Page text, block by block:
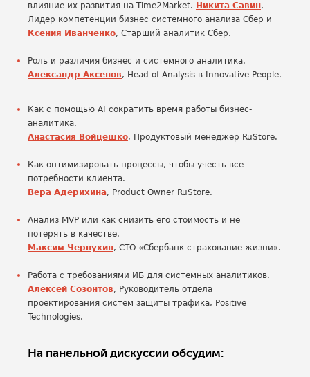
влияние их развития на Time2Market. Никита Савин,
Лидер компетенции бизнес системного анализа Сбер и
Ксения Иванченко, Старший аналитик Сбер.
Роль и различия бизнес и системного аналитика.
Александр Аксенов, Head of Analysis в Innovative People.
Как с помощью AI сократить время работы бизнес-
аналитика.
Анастасия Войцешко, Продуктовый менеджер RuStore.
Как оптимизировать процессы, чтобы учесть все
потребности клиента.
Вера Адерихина, Product Owner RuStore.
Анализ MVP или как снизить его стоимость и не
потерять в качестве.
Максим Чернухин, СТО «Сбербанк страхование жизни».
Работа с требованиями ИБ для системных аналитиков.
Алексей Созонтов, Руководитель отдела
проектирования систем защиты трафика, Positive
Technologies.
На панельной дискуссии обсудим: